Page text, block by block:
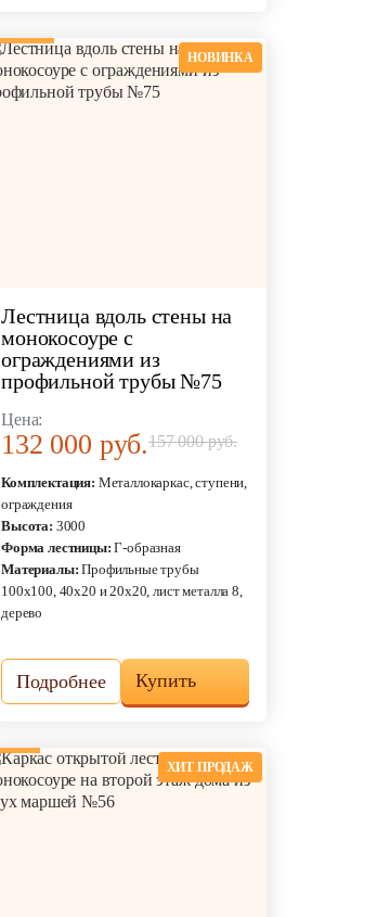
НОВИНКА
Лестница вдоль стены на
монокосоуре с
ограждениями из
профильной трубы №75
Цена:
132 000 руб.157 000 руб.
Комплектация: Металлокаркас, ступени,
ограждения
Высота: 3000
Форма лестницы: Г-образная
Материалы: Профильные трубы
100х100, 40х20 и 20х20, лист металла 8,
дерево
Подробнее Купить
ХИТ ПРОДАЖ